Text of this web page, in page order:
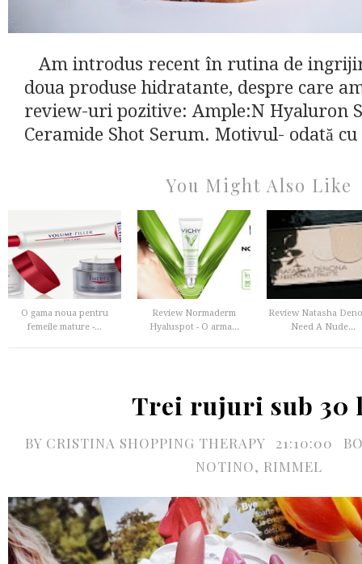
Am introdus recent în rutina de
doua produse hidratante, despre care
review-uri pozitive: Ample:N Hyaluron
Ceramide Shot Serum. Motivul- odată
You Might Also Like
O gama noua pentru
femeile mature -...
Review Normaderm
Hyaluspot - O arma...
Review Natasha
Need A Nude...
Trei rujuri sub 30
BY CRISTINA SHOPPING THERAPY 21:10:00
NOTINO, RIMMEL